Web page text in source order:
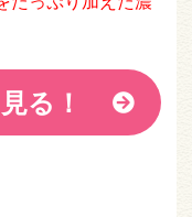
る！